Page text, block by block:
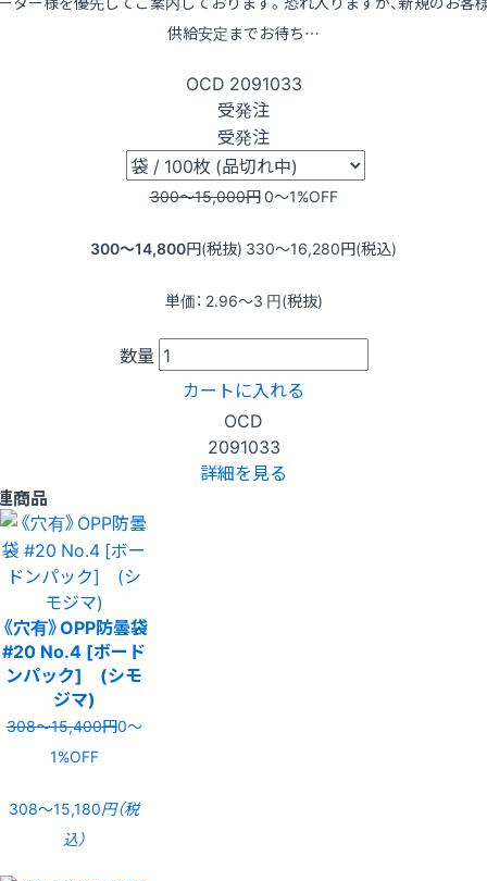
供給安定までお待ち…
OCD 2091033
受発注
受発注
300〜15,000円0〜1%OFF
300〜14,800円(税抜) 330〜16,280円(税込)
単価： 2.96〜3 円(税抜)
数量
カートに入れる
OCD
2091033
詳細を見る
商品
《穴有》OPP防曇袋
#20 No.4 [ボード
ンパック] (シモ
ジマ)
308〜15,400円0〜
1%OFF
308〜15,180円（税
込）